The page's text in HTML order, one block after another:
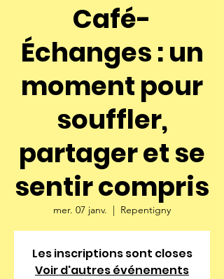
Café-
Échanges : un
moment pour
souffler,
partager et se
sentir compris
mer. 07 janv.
  |
Repentigny
Les inscriptions sont closes
Voir d'autres événements